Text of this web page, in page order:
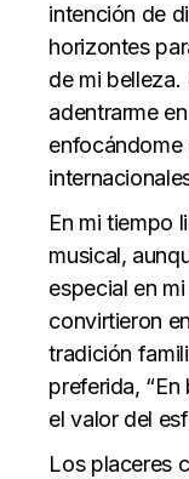
intención de
horizontes
de mi
adentrarme
enfocándome
En mi tiempo
musical,
especial en
convirtieron
tradición
preferida,
el valor del
Los placeres